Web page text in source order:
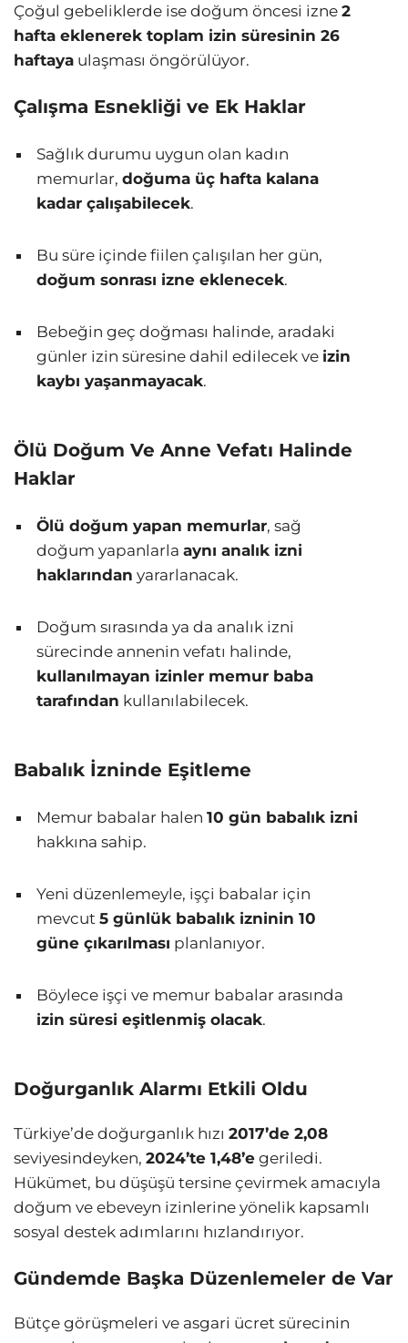
Çoğul gebeliklerde ise doğum öncesi izne 2
hafta eklenerek toplam izin süresinin 26
haftaya ulaşması öngörülüyor.
Çalışma Esnekliği ve Ek Haklar
Sağlık durumu uygun olan kadın
memurlar, doğuma üç hafta kalana
kadar çalışabilecek.
Bu süre içinde fiilen çalışılan her gün,
doğum sonrası izne eklenecek.
Bebeğin geç doğması halinde, aradaki
günler izin süresine dahil edilecek ve izin
kaybı yaşanmayacak.
Ölü Doğum Ve Anne Vefatı Halinde
Haklar
Ölü doğum yapan memurlar, sağ
doğum yapanlarla aynı analık izni
haklarından yararlanacak.
Doğum sırasında ya da analık izni
sürecinde annenin vefatı halinde,
kullanılmayan izinler memur baba
tarafından kullanılabilecek.
Babalık İzninde Eşitleme
Memur babalar halen 10 gün babalık izni
hakkına sahip.
Yeni düzenlemeyle, işçi babalar için
mevcut 5 günlük babalık izninin 10
güne çıkarılması planlanıyor.
Böylece işçi ve memur babalar arasında
izin süresi eşitlenmiş olacak.
Doğurganlık Alarmı Etkili Oldu
Türkiye’de doğurganlık hızı 2017’de 2,08
seviyesindeyken, 2024’te 1,48’e geriledi.
Hükümet, bu düşüşü tersine çevirmek amacıyla
doğum ve ebeveyn izinlerine yönelik kapsamlı
sosyal destek adımlarını hızlandırıyor.
Gündemde Başka Düzenlemeler de Var
Bütçe görüşmeleri ve asgari ücret sürecinin